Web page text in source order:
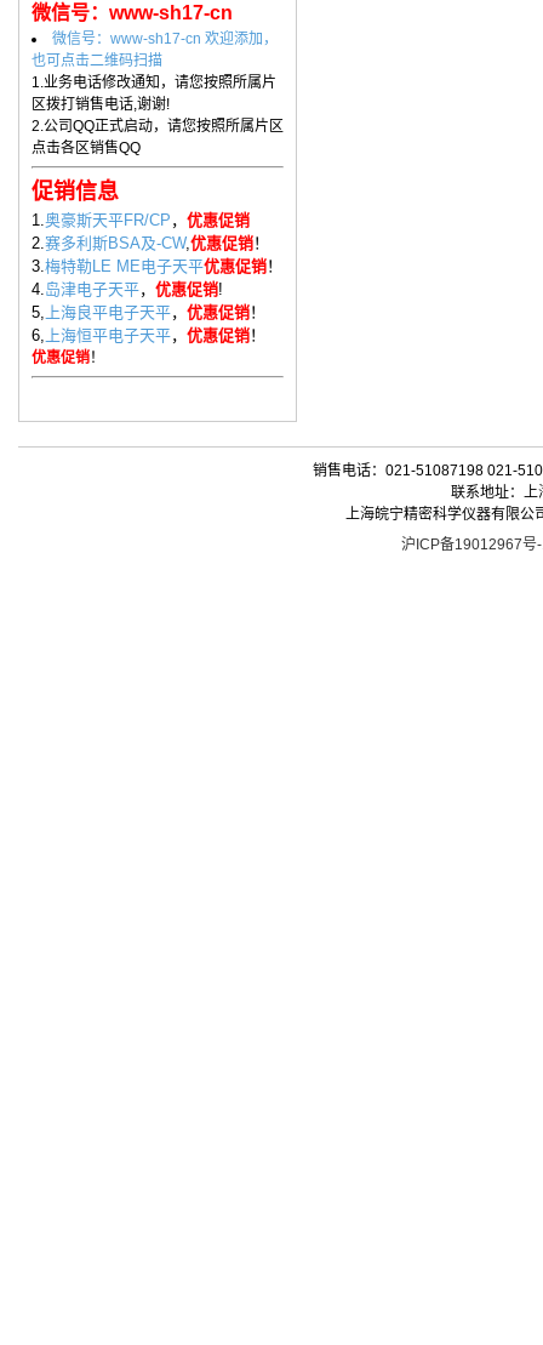
微信号：www-sh17-cn
微信号：www-sh17-cn 欢迎添加，
也可点击二维码扫描
1.业务电话修改通知，请您按照所属片
区拨打销售电话,谢谢!
2.公司QQ正式启动，请您按照所属片区
点击各区销售QQ
促销信息
1. 奥豪斯天平FR/CP ， 优惠促销
2. 赛多利斯BSA及-CW, 优惠促销！
3. 梅特勒LE ME电子天平优惠促销！
4. 岛津电子天平， 优惠促销!
5,
上海良平电子天平， 优惠促销！
6,
上海恒平电子天平， 优惠促销！
优惠促销！
销售电话：021-51087198 021-
联系地址：
上海皖宁精密科学仪器有限
沪ICP备19012967号